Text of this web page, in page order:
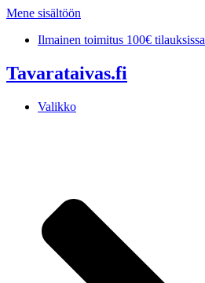
Mene sisältöön
Ilmainen toimitus 100€ tilauksissa
Tavarataivas.fi
Valikko